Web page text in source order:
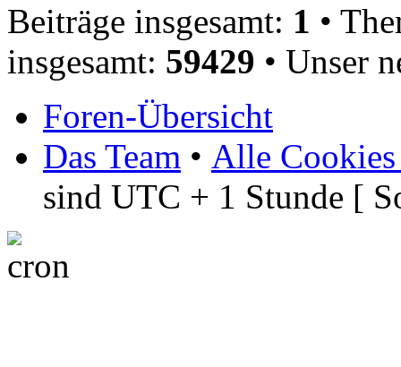
Beiträge insgesamt: 1 •
insgesamt: 59429 • Unser
Foren-Übersicht
Das Team • Alle Cookies
sind UTC + 1 Stunde [